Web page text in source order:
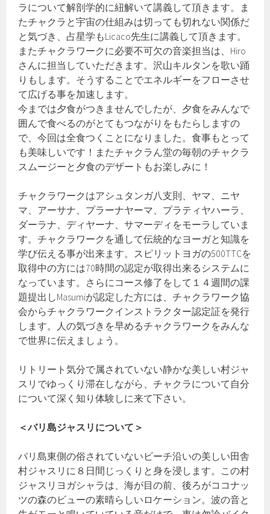
ラについて解剖学的に紐解いて講義して頂きます。ま
たチャクラと宇宙の仕組みは切っても切れない関係だ
と気づき、占星学もLicaco先生に講義して頂きます。
またチャクラワークに必要不可欠の音楽担当は、Hiro
さんに担当していただきます。沢山キルタンを歌い踊
りもします。そうすることでエネルギーをフローさせ
て広げる事を加速します。
今までは夕食がつきませんでしたが、夕食をみんなで
囲んで食べるのがとてもつながりをもたらしますの
で、今回は全食つくことになりました。食事もとって
も美味しいです！またチャクラん堂の毎朝のチャクラ
スムージーと夕食のデザートもお楽しみに！
チャクラワークはアシュタンガ八支則、ヤマ、ニヤ
マ、アーサナ、プラーナヤーマ、プラティヤハーラ、
ダーラナ、ディヤーナ、サマーディをモーラしていま
す。チャクラワークを通して伝統的なヨーガと知識を
学び伝える事が出来ます。スピリットヨガの500TTCを
取得中の方には70時間の認定が取得出来るシステムに
なっています。さらにコース修了をして１４週間の課
題提出しMasumiが認定した方には、チャクラワーク協
会からチャクラワークインストラクター認定証を発行
します。人の気づきを早めるチャクラワークをみんな
で世界に伝えましょう。
リトリート気分で属されていない静かな美しい村ジャ
スリでゆっくり滞在しながら、チャクラについて自分
について深く知り体験しに来て下さい。
＜バリ島ジャスリについて＞
バリ島東側の俗されていないビーチ沿いの美しい田舎
村ジャスリに８日間じっくりと身を浸します。この村
ジャスリヨガシャラは、海が目の前、後ろがココナッ
ツの森のビューの素晴らしいロケーション。波の音と